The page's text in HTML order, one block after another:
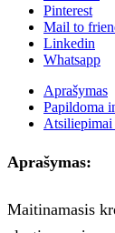
Pinterest
Mail to
Linkedin
Whatsapp
Aprašymas
Papildoma
Atsiliepimai
Aprašymas:
Maitinamasis